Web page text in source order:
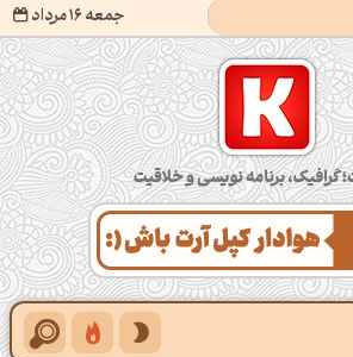
جمعه 16 مرداد
کپل‌آرت؛ گرافیک، برنامه‌نویسی و خلاقیت